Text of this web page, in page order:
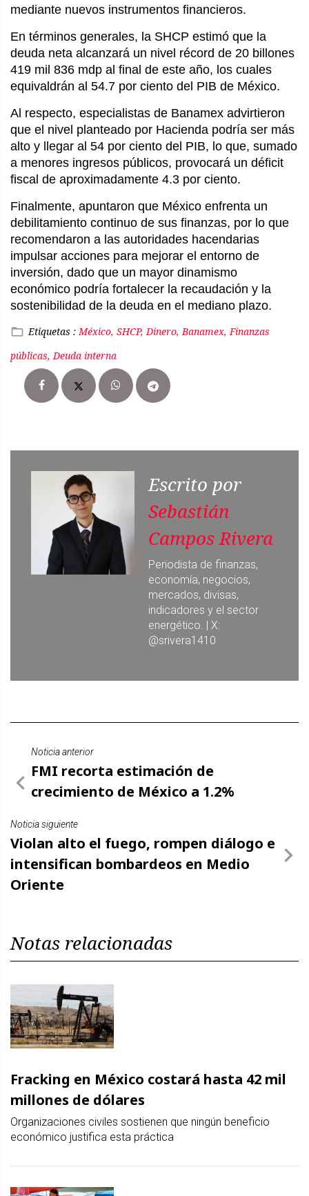
mediante nuevos instrumentos financieros.
En términos generales, la SHCP estimó que la
deuda neta alcanzará un nivel récord de 20 billones
419 mil 836 mdp al final de este año, los cuales
equivaldrán al 54.7 por ciento del PIB de México.
Al respecto, especialistas de Banamex advirtieron
que el nivel planteado por Hacienda podría ser más
alto y llegar al 54 por ciento del PIB, lo que, sumado
a menores ingresos públicos, provocará un déficit
fiscal de aproximadamente 4.3 por ciento.
Finalmente, apuntaron que México enfrenta un
debilitamiento continuo de sus finanzas, por lo que
recomendaron a las autoridades hacendarias
impulsar acciones para mejorar el entorno de
inversión, dado que un mayor dinamismo
económico podría fortalecer la recaudación y la
sostenibilidad de la deuda en el mediano plazo.
Etiquetas :México, SHCP, Dinero, Banamex, Finanzas
públicas, Deuda interna
Escrito por
Sebastián
Campos Rivera
Periodista de finanzas,
economía, negocios,
mercados, divisas,
indicadores y el sector
energético. | X:
@srivera1410
Noticia anterior
FMI recorta estimación de
crecimiento de México a 1.2%
Noticia siguiente
Violan alto el fuego, rompen diálogo e
intensifican bombardeos en Medio
Oriente
Notas relacionadas
Fracking en México costará hasta 42 mil
millones de dólares
Organizaciones civiles sostienen que ningún beneficio
económico justifica esta práctica